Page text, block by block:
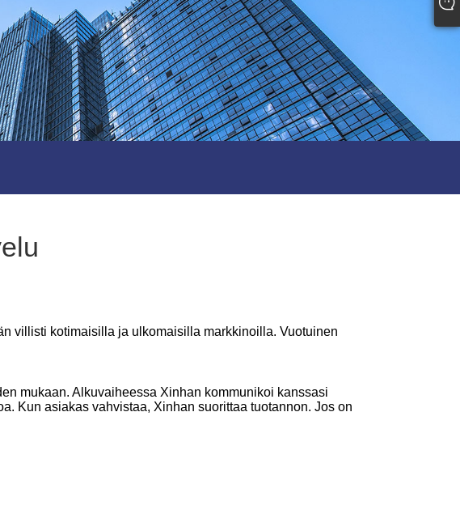
villisti kotimaisilla ja ulkomaisilla markkinoilla. Vuotuinen
mukaan. Alkuvaiheessa Xinhan kommunikoi kanssasi
Kun asiakas vahvistaa, Xinhan suorittaa tuotannon. Jos on